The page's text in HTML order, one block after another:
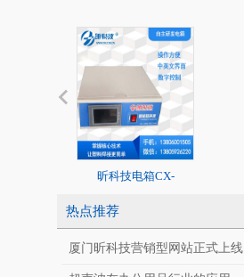
昕科技电箱CX-
2020/1526系列
热点推荐
厦门昕科技营销型网站正式上线